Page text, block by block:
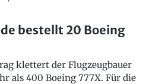
bestellt 20 Boeing
klettert der Flugzeugbauer
als 400 Boeing 777X. Für die